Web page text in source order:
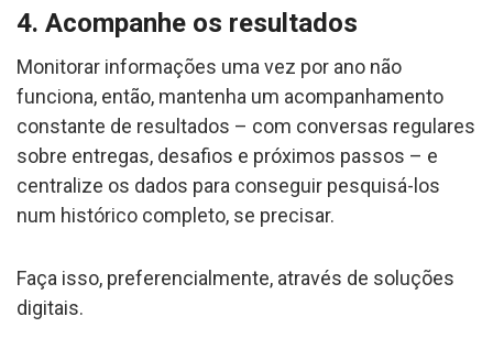
4. Acompanhe os resultados
Monitorar informações uma vez por ano não
funciona, então, mantenha um acompanhamento
constante de resultados – com conversas regulares
sobre entregas, desafios e próximos passos – e
centralize os dados para conseguir pesquisá-los
num histórico completo, se precisar.
Faça isso, preferencialmente, através de soluções
digitais.